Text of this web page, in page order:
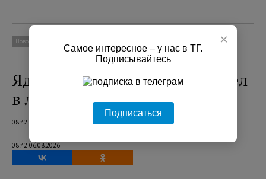
Новости
Ядовитый вороний глаз созрел
в лесах Ленобласти
08:42 06.08.2026
08:42 06.08.2026
×
Самое интересное – у нас в ТГ.
Подписывайтесь
Подписаться